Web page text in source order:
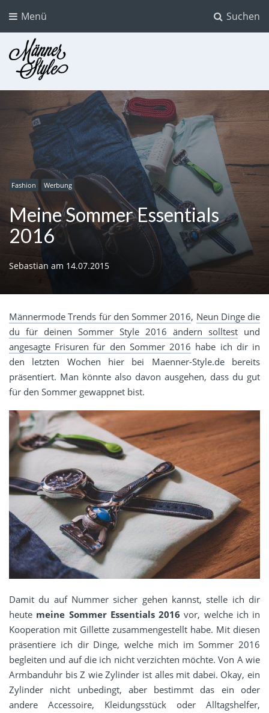
Suchen
Menü
Männer Style
Der Mode Blog für Männer
Fashion Werbung
Meine Sommer Essentials
2016
Sebastian am 14.07.2015
Männermode Trends für den Sommer 2016, Neun Dinge die
du für deinen Sommer Style 2016 ändern solltest und
angesagte Frisuren für den Sommer 2016 habe ich dir in
den letzten Wochen hier bei Maenner-Style.de bereits
präsentiert. Man könnte also davon ausgehen, dass du gut
für den Sommer gewappnet bist.
Damit du auf Nummer sicher gehen kannst, stelle ich dir
heute meine Sommer Essentials 2016 vor, welche ich in
Kooperation mit Gillette zusammengestellt habe. Mit diesen
präsentiere ich dir Dinge, welche mich im Sommer 2016
begleiten und auf die ich nicht verzichten möchte. Von A wie
Armbanduhr bis Z wie Zylinder ist alles mit dabei. Okay, ein
Zylinder nicht unbedingt, aber bestimmt das ein oder
andere Accessoire, Kleidungsstück oder Alltagshelfer,